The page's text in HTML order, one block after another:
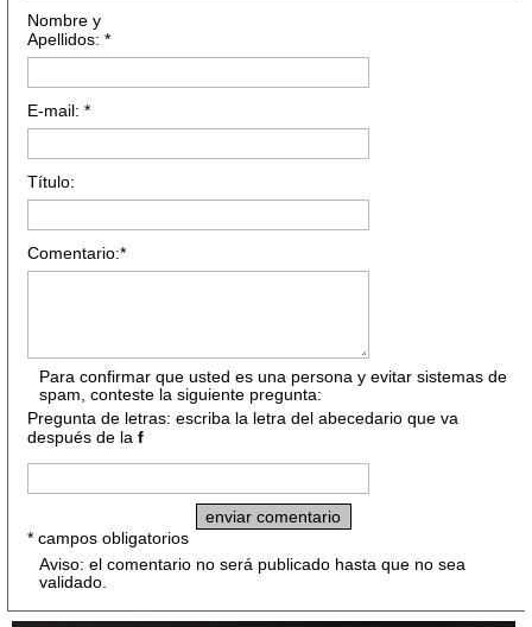
Nombre y
Apellidos: *
E-mail: *
Título:
Comentario:*
Para confirmar que usted es una persona y evitar sistemas de
spam, conteste la siguiente pregunta:
Pregunta de letras: escriba la letra del abecedario que va
después de la f
* campos obligatorios
Aviso: el comentario no será publicado hasta que no sea
validado.